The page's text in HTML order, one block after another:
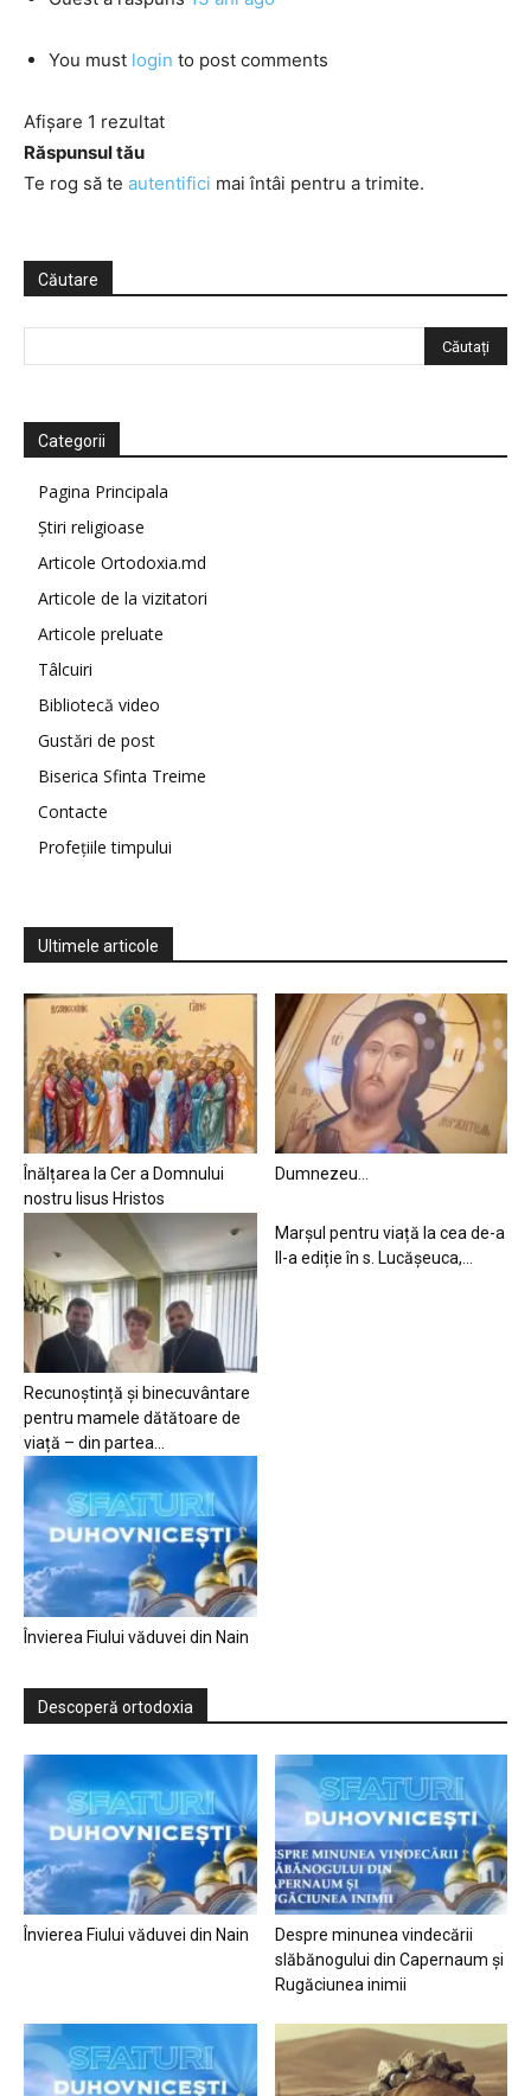
You must login to post comments
Afișare 1 rezultat
Răspunsul tău
Te rog să te autentifici mai întâi pentru a trimite.
Căutare
Categorii
Pagina Principala
Știri religioase
Articole Ortodoxia.md
Articole de la vizitatori
Articole preluate
Tâlcuiri
Bibliotecă video
Gustări de post
Biserica Sfinta Treime
Contacte
Profețiile timpului
Ultimele articole
Înălțarea la Cer a Domnului
nostru Iisus Hristos
Dumnezeu…
Recunoștință și binecuvântare
pentru mamele dătătoare de
viață – din partea...
Marșul pentru viață la cea de-a
II-a ediție în s. Lucășeuca,...
Învierea Fiului văduvei din Nain
Descoperă ortodoxia
Învierea Fiului văduvei din Nain
Despre minunea vindecării
slăbănogului din Capernaum și
Rugăciunea inimii